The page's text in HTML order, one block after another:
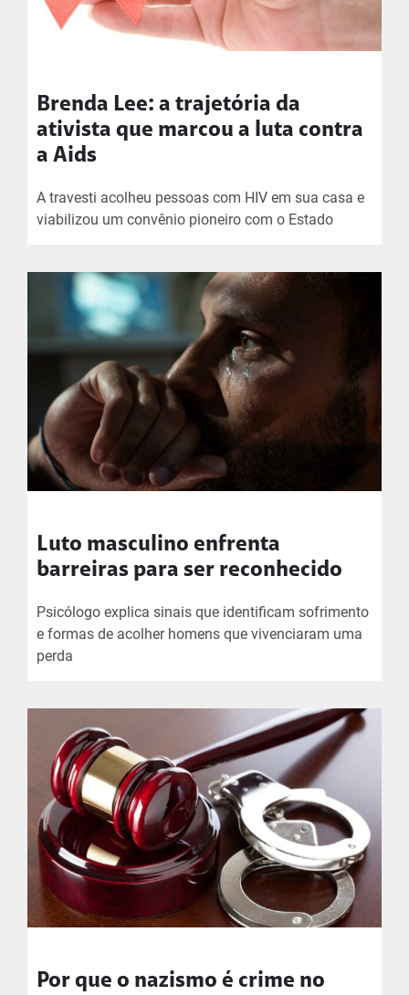
Brenda Lee: a trajetória da
ativista que marcou a luta contra
a Aids
A travesti acolheu pessoas com HIV em sua casa e
viabilizou um convênio pioneiro com o Estado
Luto masculino enfrenta
barreiras para ser reconhecido
Psicólogo explica sinais que identificam sofrimento
e formas de acolher homens que vivenciaram uma
perda
Por que o nazismo é crime no